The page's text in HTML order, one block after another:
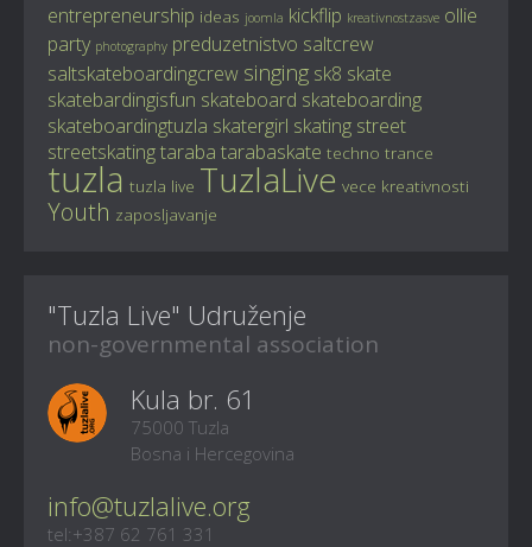
entrepreneurship ideas joomla kickflip kreativnostzasve ollie
party photography preduzetnistvo saltcrew
saltskateboardingcrew singing sk8 skate
skatebardingisfun skateboard skateboarding
skateboardingtuzla skatergirl skating street
streetskatingtaraba tarabaskate techno trance
tuzla tuzla live TuzlaLive vece kreativnosti
Youth zaposljavanje
"Tuzla Live" Udruženje
non-governmental association
Kula br. 61
75000 Tuzla
Bosna i Hercegovina
info@tuzlalive.org
tel:+387 62 761 331